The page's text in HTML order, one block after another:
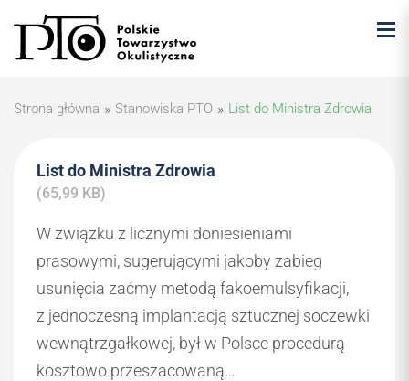
Strona główna » Stanowiska PTO » List do Ministra Zdrowia
List do Ministra Zdrowia
(65,99 KB)
W związku z licznymi doniesieniami
prasowymi, sugerującymi jakoby zabieg
usunięcia zaćmy metodą fakoemulsyfikacji,
z jednoczesną implantacją sztucznej soczewki
wewnątrzgałkowej, był w Polsce procedurą
kosztowo przeszacowaną…